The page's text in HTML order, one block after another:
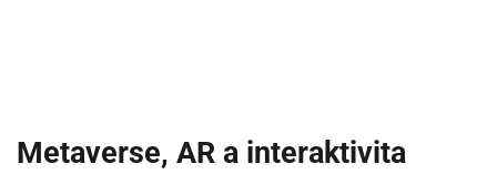
Metaverse, AR a interaktivita